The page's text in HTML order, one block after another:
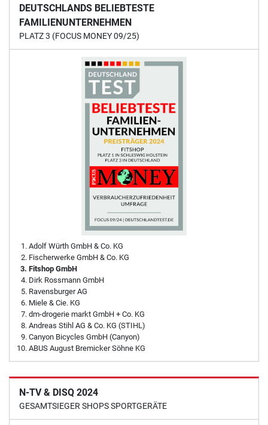
DEUTSCHLANDS BELIEBTESTE
FAMILIENUNTERNEHMEN
PLATZ 3 (FOCUS MONEY 09/25)
Adolf Würth GmbH & Co. KG
Fischerwerke GmbH & Co. KG
Fitshop GmbH
Dirk Rossmann GmbH
Ravensburger AG
Miele & Cie. KG
dm-drogerie markt GmbH + Co. KG
Andreas Stihl AG & Co. KG (STIHL)
Canyon Bicycles GmbH (Canyon)
ABUS August Bremicker Söhne KG
N-TV & DISQ 2024
GESAMTSIEGER SHOPS SPORTGERÄTE